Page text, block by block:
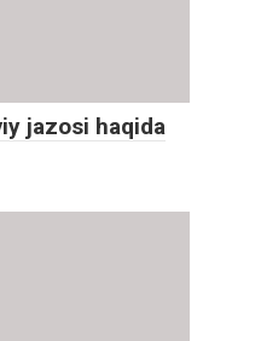
jazosi haqida